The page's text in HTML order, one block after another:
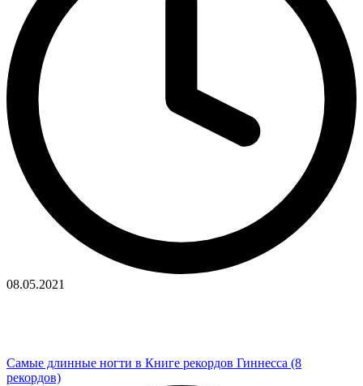
08.05.2021
Самые длинные ногти в Книге рекордов Гиннесса (8
рекордов)